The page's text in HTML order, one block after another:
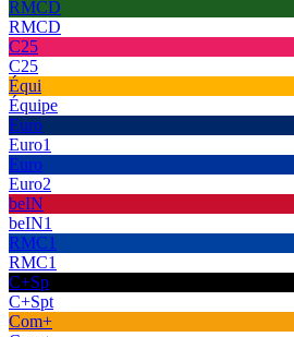
RMCD
RMCD
C25
C25
Équi
Équipe
Euro
Euro1
Euro
Euro2
beIN
beIN1
RMC1
RMC1
C+Sp
C+Spt
Com+